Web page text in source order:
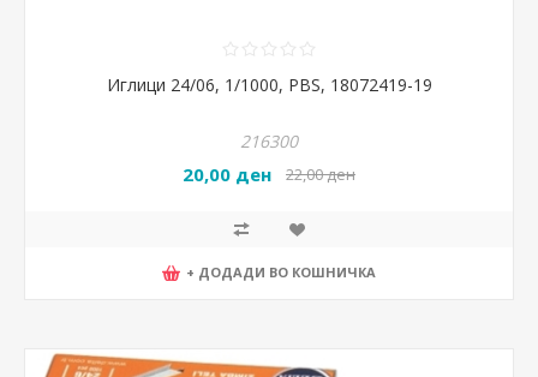
Иглици 24/06, 1/1000, PBS, 18072419-19
216300
20,00 ден 22,00 ден
+ ДОДАДИ ВО КОШНИЧКА